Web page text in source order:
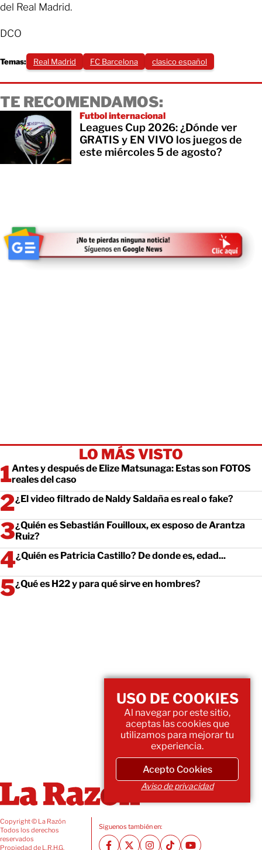
del Real Madrid.
DCO
Temas: Real Madrid FC Barcelona clasico español
TE RECOMENDAMOS:
Futbol internacional
Leagues Cup 2026: ¿Dónde ver
GRATIS y EN VIVO los juegos de
este miércoles 5 de agosto?
LO MÁS VISTO
Antes y después de Elize Matsunaga: Estas son FOTOS
reales del caso
¿El video filtrado de Naldy Saldaña es real o fake?
¿Quién es Sebastián Fouilloux, ex esposo de Arantza
Ruiz?
¿Quién es Patricia Castillo? De donde es, edad...
¿Qué es H22 y para qué sirve en hombres?
Copyright © La Razón
Todos los derechos
reservados
Propiedad de L.R.H.G.
Siguenos también en:
USO DE COOKIES
Al navegar por este sitio,
aceptas las cookies que
utilizamos para mejorar tu
experiencia.
Acepto Cookies
Aviso de privacidad